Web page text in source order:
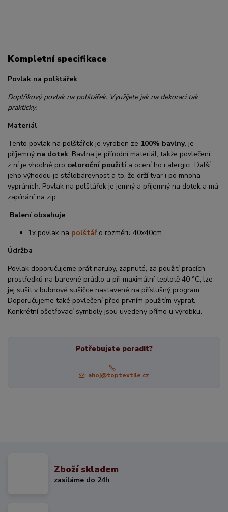
Kompletní specifikace
Povlak na polštářek
Doplňkový povlak na polštářek. Využijete jak na dekoraci tak
prakticky.
Materiál
Tento povlak na polštářek je vyroben ze 100% bavlny, je
příjemný na dotek. Bavlna je přírodní materiál, takže povlečení
z ní je vhodné pro celoroční použití a ocení ho i alergici. Další
jeho výhodou je stálobarevnost a to, že drží tvar i po mnoha
vypráních. Povlak na polštářek je jemný a příjemný na dotek a má
zapínání na zip.
Balení obsahuje
1x povlak na polštářo rozměru 40x40cm
Údržba
Povlak doporučujeme prát naruby, zapnuté, za použití pracích
prostředků na barevné prádlo a při maximální teplotě 40 °C, lze
jej sušit v bubnové sušičce nastavené na příslušný program.
Doporučujeme také povlečení před prvním použitím vyprat.
Konkrétní ošetřovací symboly jsou uvedeny přímo u výrobku.
Potřebujete poradit?
ahoj@toptextile.cz
Zboží skladem
zasíláme do 24h